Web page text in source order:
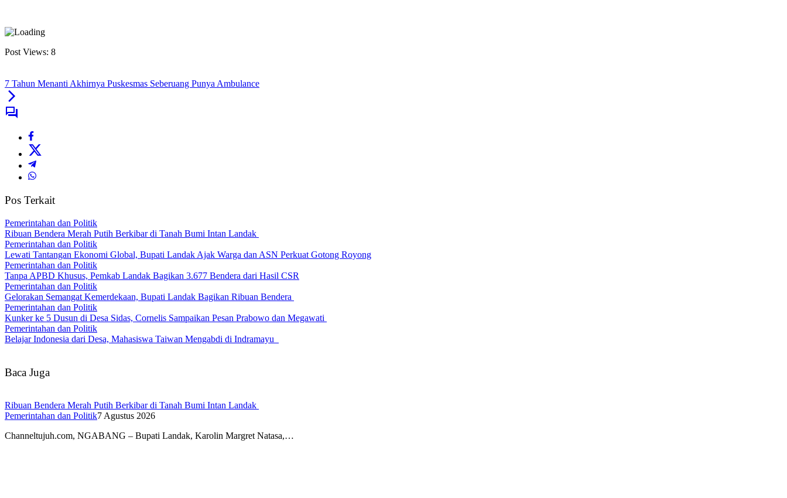
Post Views: 8
7 Tahun Menanti Akhirnya Puskesmas Seberuang Punya Ambulance
Pos Terkait
Pemerintahan dan Politik
Ribuan Bendera Merah Putih Berkibar di Tanah Bumi Intan Landak
Pemerintahan dan Politik
Lewati Tantangan Ekonomi Global, Bupati Landak Ajak Warga dan ASN Perkuat Gotong Royong
Pemerintahan dan Politik
Tanpa APBD Khusus, Pemkab Landak Bagikan 3.677 Bendera dari Hasil CSR
Pemerintahan dan Politik
Gelorakan Semangat Kemerdekaan, Bupati Landak Bagikan Ribuan Bendera
Pemerintahan dan Politik
Kunker ke 5 Dusun di Desa Sidas, Cornelis Sampaikan Pesan Prabowo dan Megawati
Pemerintahan dan Politik
Belajar Indonesia dari Desa, Mahasiswa Taiwan Mengabdi di Indramayu
Baca Juga
Ribuan Bendera Merah Putih Berkibar di Tanah Bumi Intan Landak
Pemerintahan dan Politik7 Agustus 2026
Channeltujuh.com, NGABANG – Bupati Landak, Karolin Margret Natasa,…